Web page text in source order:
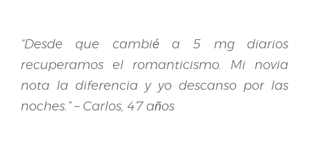
“Desde que cambié a 5 mg diarios
recuperamos el romanticismo. Mi novia
nota la diferencia y yo descanso por las
noches.” – Carlos, 47 años